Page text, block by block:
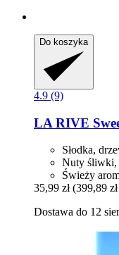
Do koszyka
4.9 (9)
LA RIVE
Słodka,
Nuty śliwki,
Świeży
35,99 zł (399,89
Dostawa do 12